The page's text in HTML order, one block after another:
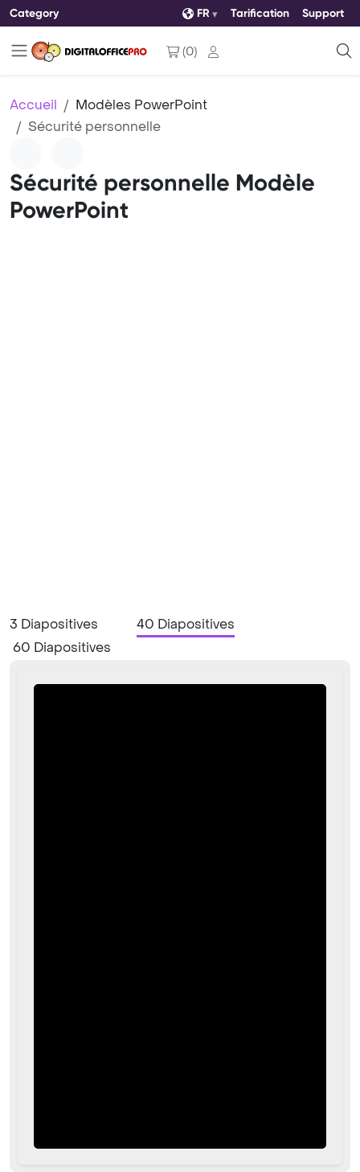
Category FR Tarification Support
(0)
Accueil
Modèles PowerPoint
Sécurité personnelle
Sécurité personnelle Modèle
PowerPoint
3 Diapositives
40 Diapositives
60 Diapositives